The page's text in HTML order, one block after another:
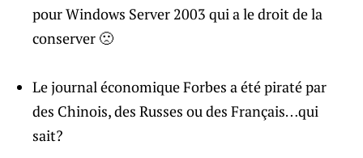
pour Windows Server 2003 qui a le droit de la
conserver 🙁
Le journal économique Forbes a été piraté par
des Chinois, des Russes ou des Français…qui
sait?